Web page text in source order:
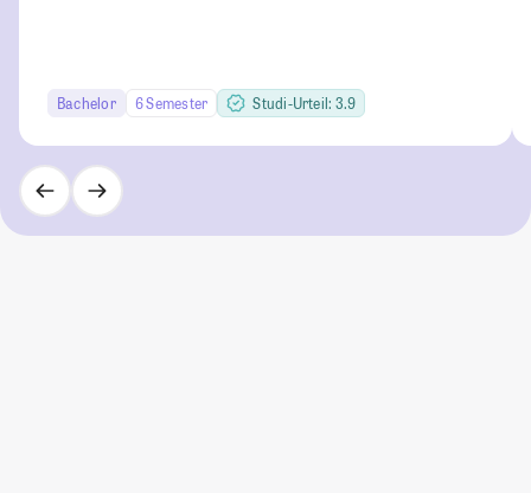
Bachelor 6 Semester Studi-Urteil: 3.9